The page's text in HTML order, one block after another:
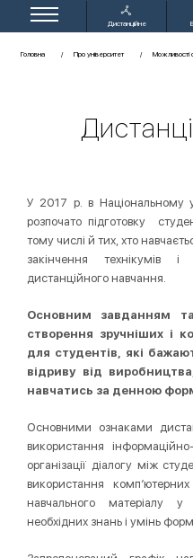
Дистанційне
Головна Про університет Можливості
У 2017 р. в Національному
розпочато підготовку
тому числі й тих, хто
закінчення
дистанційного навчання.
Основним завданням
створення зручніших і
для студентів, які
відриву від
навчатись за денною
Основними ознаками
використання
організації діалогу між
використання
навчального матеріалу
необхідних знань і умінь